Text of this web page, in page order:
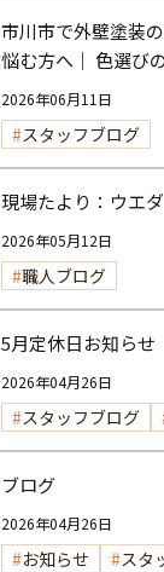
市川市で外壁塗装
悩む方へ｜ 色選び
ぐポイント
2026年06月11日
スタッフブログ
現場たより：ウエダ
2026年05月12日
職人ブログ
5月定休日お知らせ
2026年04月26日
スタッフブログ
ブログ
2026年04月26日
お知らせ スタ